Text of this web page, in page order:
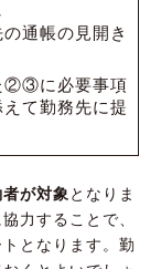
通帳の見開き
②③に必要事項
て勤務先に提
が対象 となりま
力することで、
となります。勤